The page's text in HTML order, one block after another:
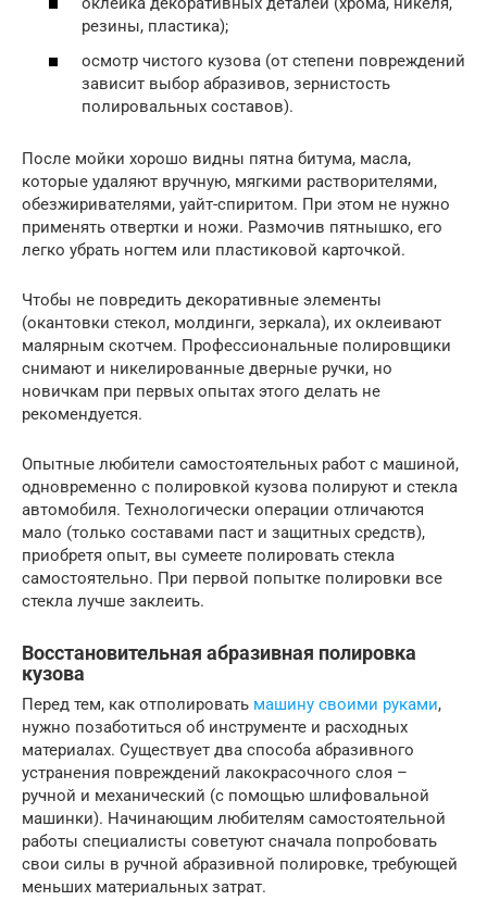
резины, пластика);
осмотр чистого кузова (от степени повреждений
зависит выбор абразивов, зернистость
полировальных составов).
После мойки хорошо видны пятна битума, масла,
которые удаляют вручную, мягкими растворителями,
обезжиривателями, уайт-спиритом. При этом не нужно
применять отвертки и ножи. Размочив пятнышко, его
легко убрать ногтем или пластиковой карточкой.
Чтобы не повредить декоративные элементы
(окантовки стекол, молдинги, зеркала), их оклеивают
малярным скотчем. Профессиональные полировщики
снимают и никелированные дверные ручки, но
новичкам при первых опытах этого делать не
рекомендуется.
Опытные любители самостоятельных работ с машиной,
одновременно с полировкой кузова полируют и стекла
автомобиля. Технологически операции отличаются
мало (только составами паст и защитных средств),
приобретя опыт, вы сумеете полировать стекла
самостоятельно. При первой попытке полировки все
стекла лучше заклеить.
Восстановительная абразивная полировка
кузова
Перед тем, как отполировать машину своими руками,
нужно позаботиться об инструменте и расходных
материалах. Существует два способа абразивного
устранения повреждений лакокрасочного слоя –
ручной и механический (с помощью шлифовальной
машинки). Начинающим любителям самостоятельной
работы специалисты советуют сначала попробовать
свои силы в ручной абразивной полировке, требующей
меньших материальных затрат.